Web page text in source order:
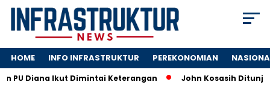
HOME INFO INFRASTRUKTUR PEREKONOMIAN
Ikut Dimintai Keterangan John Kosasih Ditunjuk